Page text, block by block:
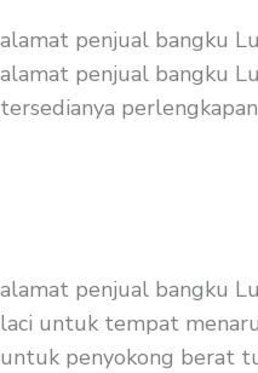
alamat penjual bangku
alamat penjual bangku
tersedianya
alamat penjual bangku
laci untuk tempat
untuk penyokong berat